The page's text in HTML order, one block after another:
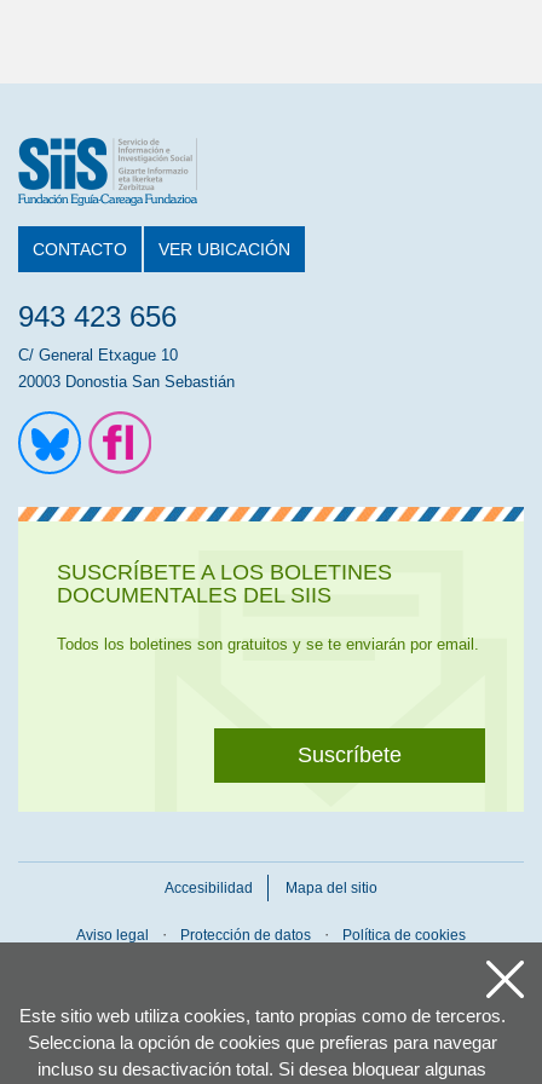
Este sitio web utiliza cookies, tanto propias como de terceros.
Selecciona la opción de cookies que prefieras para navegar
incluso su desactivación total. Si desea bloquear algunas
CONTACTO VER UBICACIÓN
943 423 656
C/ General Etxague 10
20003 Donostia San Sebastián
SUSCRÍBETE A LOS BOLETINES
DOCUMENTALES DEL SIIS
Todos los boletines son gratuitos y se te enviarán por email.
Suscríbete
Accesibilidad Mapa del sitio
Aviso legal Protección de datos Política de cookies